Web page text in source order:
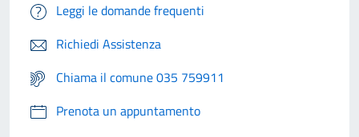
Leggi le domande frequenti
Richiedi Assistenza
Chiama il comune 035 759911
Prenota un appuntamento